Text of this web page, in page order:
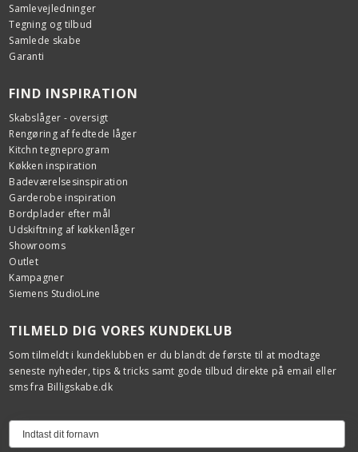
Samlevejledninger
Tegning og tilbud
Samlede skabe
Garanti
FIND INSPIRATION
Skabslåger - oversigt
Rengøring af fedtede låger
Kitchn tegneprogram
Køkken inspiration
Badeværelsesinspiration
Garderobe inspiration
Bordplader efter mål
Udskiftning af køkkenlåger
Showrooms
Outlet
Kampagner
Siemens StudioLine
TILMELD DIG VORES KUNDEKLUB
Som tilmeldt i kundeklubben er du blandt de første til at modtage
seneste nyheder, tips & tricks samt gode tilbud direkte på email eller
sms fra Billigskabe.dk